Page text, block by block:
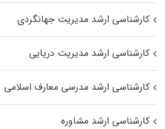
کارشناسی ارشد مدیریت جهانگردی
کارشناسی ارشد مدیریت دریایی
کارشناسی ارشد مدرسی معارف اسلامی
کارشناسی ارشد مشاوره